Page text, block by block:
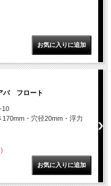
バ フロート
・穴径20mm・浮力